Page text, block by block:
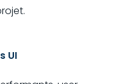
UI